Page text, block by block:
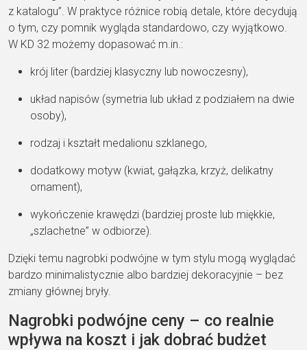
z katalogu”. W praktyce różnice robią detale, które decydują
o tym, czy pomnik wygląda standardowo, czy wyjątkowo.
W KD 32 możemy dopasować m.in.:
krój liter (bardziej klasyczny lub nowoczesny),
układ napisów (symetria lub układ z podziałem na dwie
osoby),
rodzaj i kształt medalionu szklanego,
dodatkowy motyw (kwiat, gałązka, krzyż, delikatny
ornament),
wykończenie krawędzi (bardziej proste lub miękkie,
„szlachetne” w odbiorze).
Dzięki temu nagrobki podwójne w tym stylu mogą wyglądać
bardzo minimalistycznie albo bardziej dekoracyjnie – bez
zmiany głównej bryły.
Nagrobki podwójne ceny – co realnie
wpływa na koszt i jak dobrać budżet